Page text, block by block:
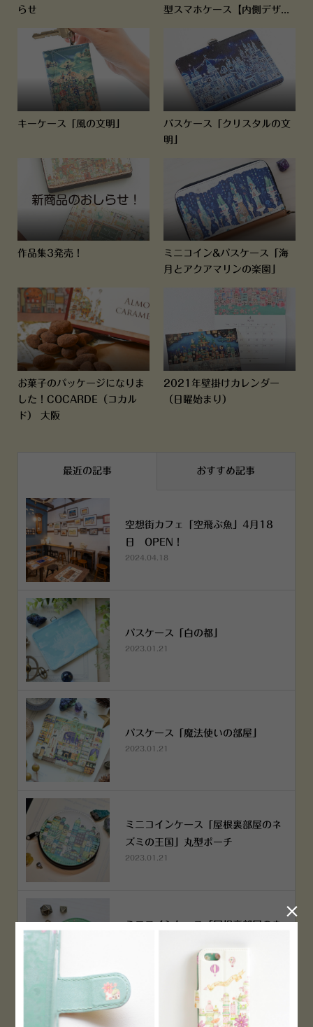
らせ
型スマホケース【内側デザ...
キーケース「風の文明」
パスケース「クリスタルの文
明」
作品集3発売！
ミニコイン&パスケース「海
月とアクアマリンの楽園」
お菓子のパッケージになりま
した！COCARDE（コカル
ド） 大阪
2021年壁掛けカレンダー
（日曜始まり）
最近の記事 おすすめ記事
空想街カフェ「空飛ぶ魚」4月18
日 OPEN！
2024.04.18
パスケース「白の都」
2023.01.21
パスケース「魔法使いの部屋」
2023.01.21
ミニコインケース「屋根裏部屋のネ
ズミの王国」丸型ポーチ
2023.01.21
ミニコインケース「屋根裏部屋のネ
横浜赤レンガ倉庫店 12月6日 O
